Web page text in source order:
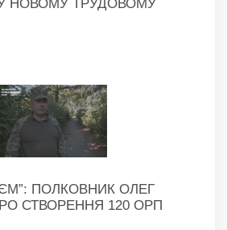
У НОВОМУ ТРУДОВОМУ
ПОЛКОВНИК ОЛЕГ
СТВОРЕННЯ 120 ОРП